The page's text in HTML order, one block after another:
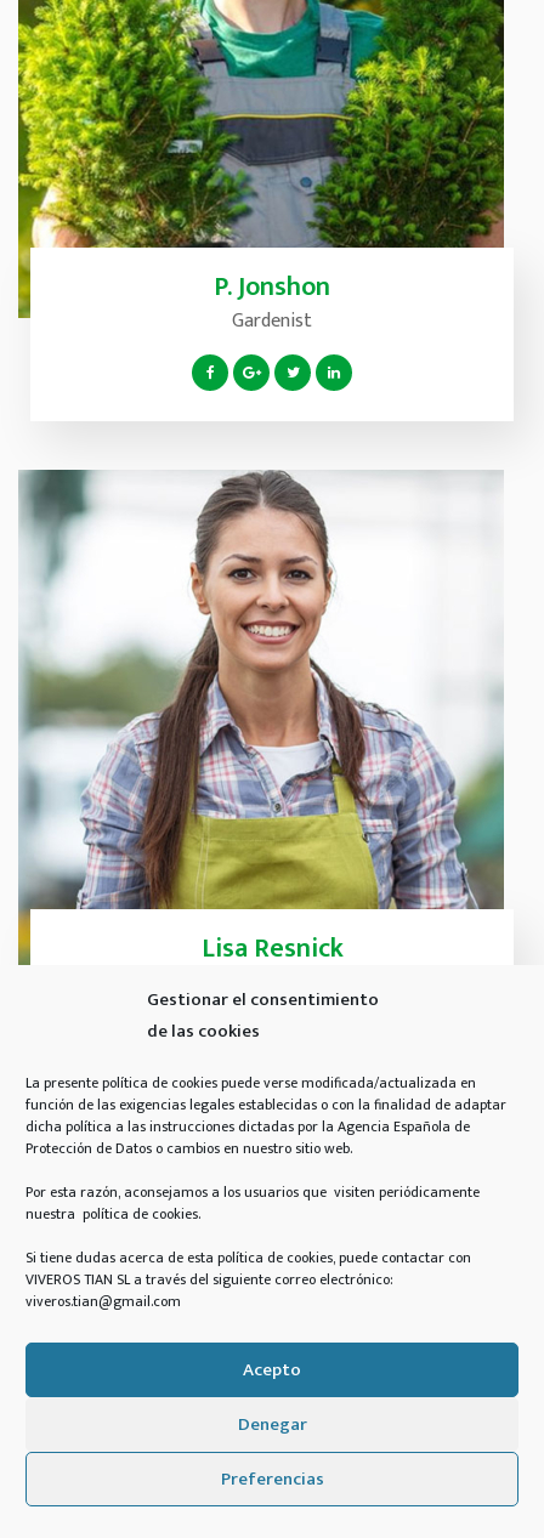
Gestionar el consentimiento
de las cookies
La presente política de cookies puede verse modificada/actualizada en
función de las exigencias legales establecidas o con la finalidad de adaptar
dicha política a las instrucciones dictadas por la Agencia Española de
Protección de Datos o cambios en nuestro sitio web.
Por esta razón, aconsejamos a los usuarios que visiten periódicamente
nuestra política de cookies.
Si tiene dudas acerca de esta política de cookies, puede contactar con
VIVEROS TIAN SL a través del siguiente correo electrónico:
viveros.tian@gmail.com
Acepto
Denegar
Preferencias
P. Jonshon
Gardenist
Lisa Resnick
Gran vivero, con grandes